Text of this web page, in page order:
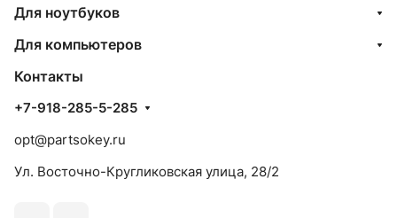
Для ноутбуков
Для компьютеров
Контакты
+7-918-285-5-285
opt@partsokey.ru
Ул. Восточно-Кругликовская улица, 28/2